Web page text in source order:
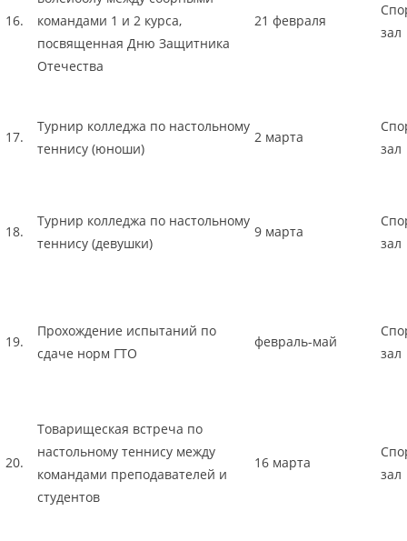
16.
командами 1 и 2 курса,
посвященная Дню Защитника
Отечества
21 февраля
зал
17.
Турнир колледжа по настольному
теннису (юноши)
2 марта
зал
18.
Турнир колледжа по настольному
теннису (девушки)
9 марта
зал
19.
Прохождение испытаний по
сдаче норм ГТО
февраль-май
зал
20.
Товарищеская встреча по
настольному теннису между
командами преподавателей и
студентов
16 марта
зал